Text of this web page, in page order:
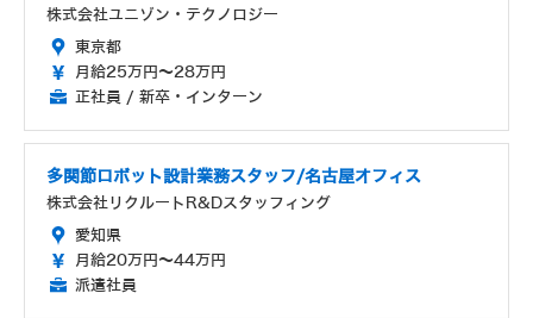
株式会社ユニゾン・テクノロジー
東京都
月給25万円～28万円
正社員 / 新卒・インターン
多関節ロボット設計業務スタッフ/名古屋オフィス
株式会社リクルートR&Dスタッフィング
愛知県
月給20万円～44万円
派遣社員